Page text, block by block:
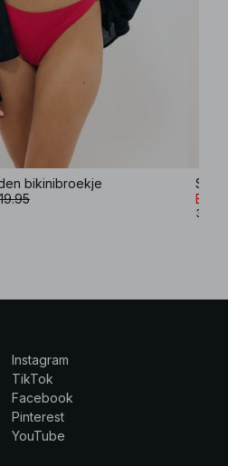
bikinibroekje
EUR
3
Instagram
TikTok
Facebook
Pinterest
YouTube